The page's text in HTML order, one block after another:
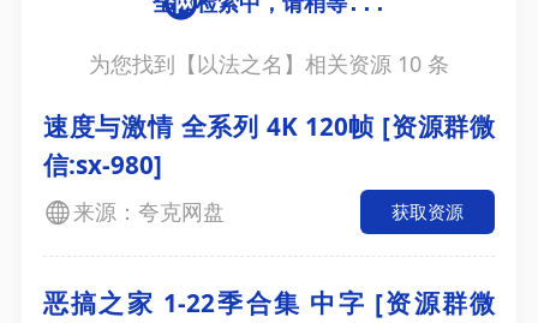
为您找到【以法之名 】相关资源 10 条
速度与激情 全系列 4K 120帧 [资源群微
信:sx-980]
来源：夸克网盘 获取资源
恶搞之家 1-22季合集 中字 [资源群微